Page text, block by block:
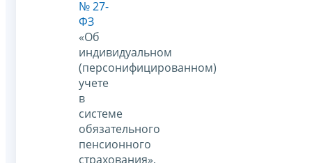
№ 27-
ФЗ
«Об
индивидуальном
(персонифицированном)
учете
в
системе
обязательного
пенсионного
страхования»,